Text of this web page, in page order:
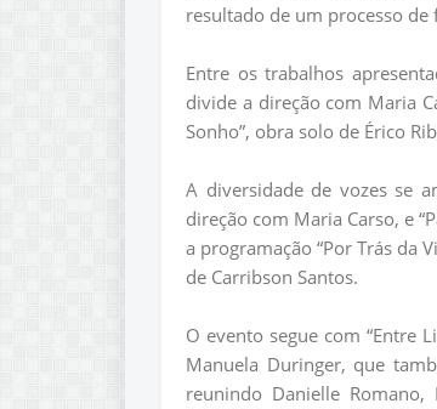
resultado de um processo
Entre os trabalhos
divide a direção com Maria
Sonho”, obra solo de Érico
A diversidade de vozes se
direção com Maria Carso, e
a programação “Por Trás da
de Carribson Santos.
O evento segue com “Entre
Manuela Duringer, que
reunindo Danielle